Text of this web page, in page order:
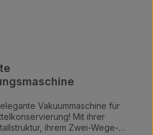
Vakuummaschine für
Mit ihrer
ihrem Zwei-Wege-